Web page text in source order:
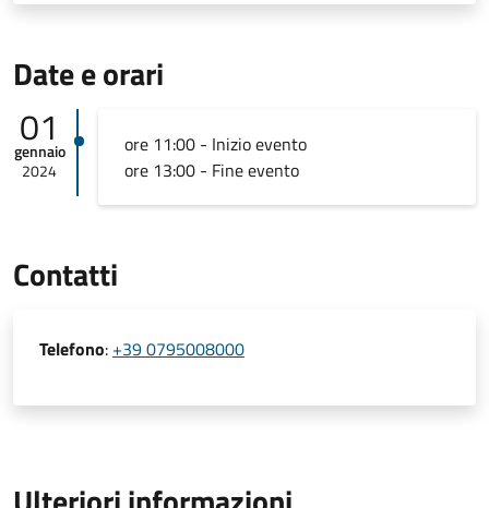
Date e orari
01
gennaio
2024
ore 11:00 - Inizio evento
ore 13:00 - Fine evento
Contatti
Telefono: +39 0795008000